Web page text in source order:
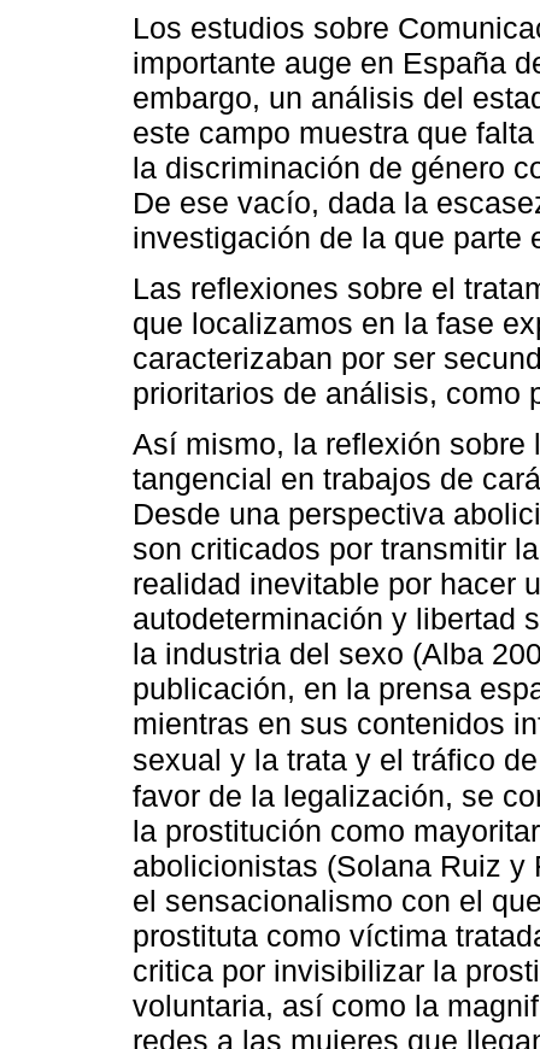
Los estudios sobre
importante auge en España
embargo, un análisis del
este campo muestra que
la discriminación de género
De ese vacío, dada la
investigación de la que parte
Las reflexiones sobre el
que localizamos en la fase
caracterizaban por ser
prioritarios de análisis, como
Así mismo, la reflexión sobre
tangencial en trabajos de
Desde una perspectiva
son criticados por transmitir
realidad inevitable por hacer
autodeterminación y libertad
la industria del sexo (Alba
publicación, en la prensa
mientras en sus contenidos
sexual y la trata y el tráfico
favor de la legalización, se
la prostitución como
abolicionistas (Solana Ruiz y
el sensacionalismo con el
prostituta como víctima
critica por invisibilizar la
voluntaria, así como la
redes a las mujeres que